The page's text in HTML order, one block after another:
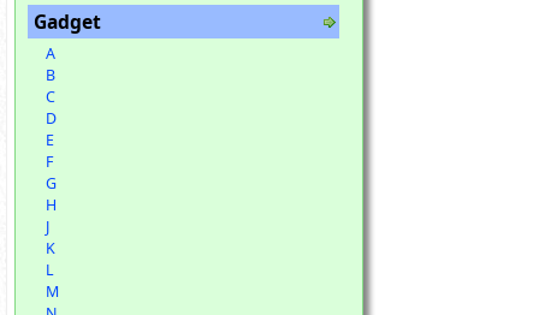
Gadget
A
B
C
D
E
F
G
H
J
K
L
M